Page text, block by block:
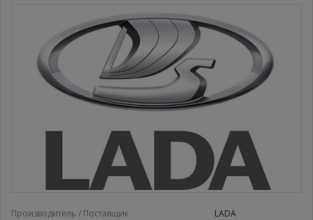
Производитель / Поставщик
LADA